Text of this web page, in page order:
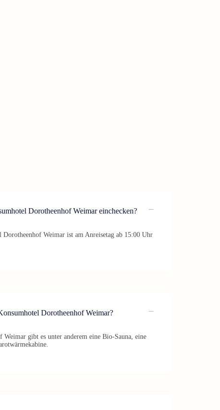
Dorotheenhof Weimar einchecken?
Weimar ist am Anreisetag ab 15:00 Uhr
Dorotheenhof Weimar?
gibt es unter anderem eine Bio-Sauna, eine